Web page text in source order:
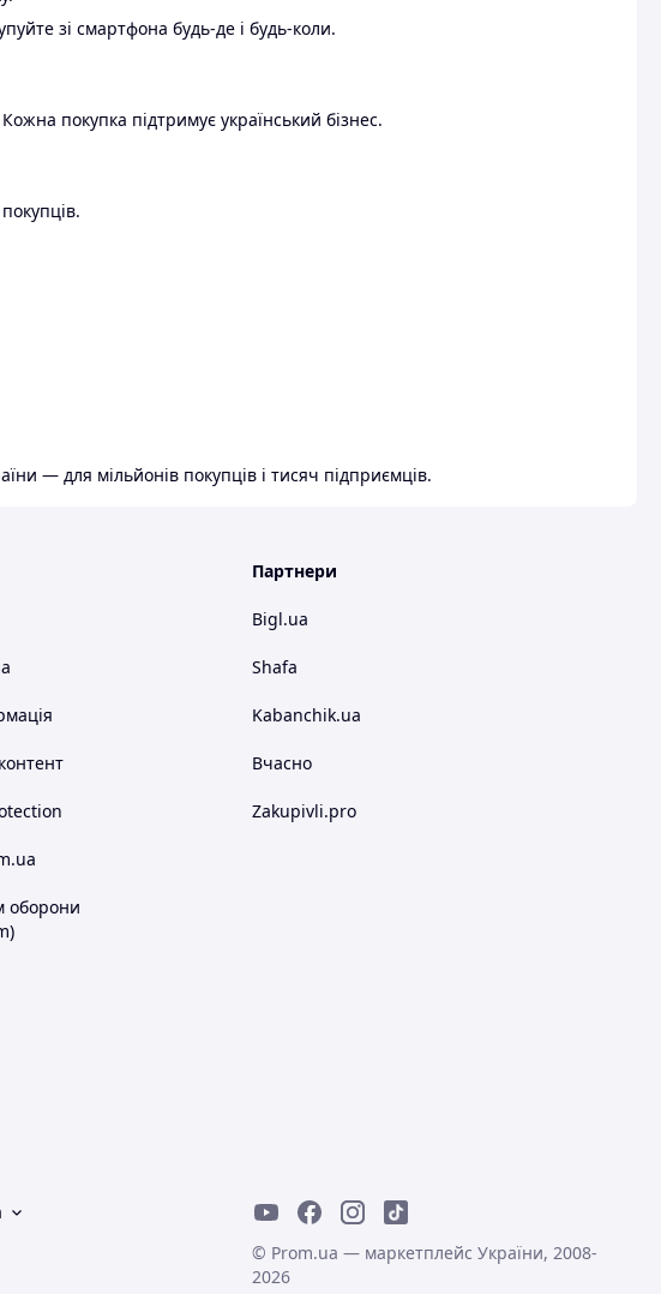
зі смартфона будь-де і будь-коли.
покупка підтримує український бізнес.
— для мільйонів покупців і тисяч підприємців.
оборони
Партнери
Bigl.ua
Shafa
Kabanchik.ua
Вчасно
Zakupivli.pro
© Prom.ua — маркетплейс України, 2008-
2026